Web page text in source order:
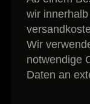
wir
Wir
notwendige
Daten an